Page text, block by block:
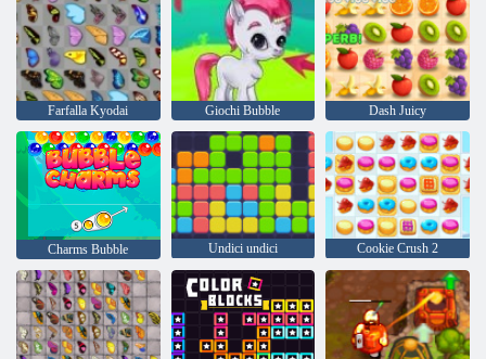
Farfalla Kyodai Giochi Bubble Dash Juicy
Charms Bubble Undici undici Cookie Crush 2